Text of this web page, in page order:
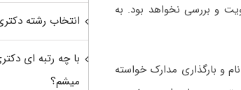
و بررسی نخواهد بود. به
و بارگذاری مدارک خواسته
انتخاب رشته
با چه رتبه ای
میشم؟